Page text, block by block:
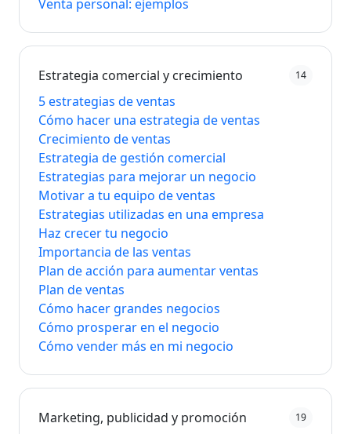
Venta personal: ejemplos
Estrategia comercial y crecimiento 14
5 estrategias de ventas
Cómo hacer una estrategia de ventas
Crecimiento de ventas
Estrategia de gestión comercial
Estrategias para mejorar un negocio
Motivar a tu equipo de ventas
Estrategias utilizadas en una empresa
Haz crecer tu negocio
Importancia de las ventas
Plan de acción para aumentar ventas
Plan de ventas
Cómo hacer grandes negocios
Cómo prosperar en el negocio
Cómo vender más en mi negocio
Marketing, publicidad y promoción 19